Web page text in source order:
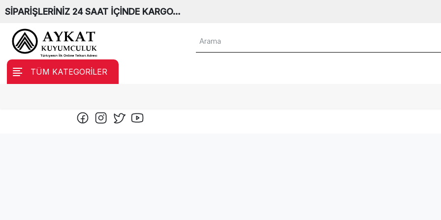
SİPARİŞLERİNİZ 24 SAAT İÇİNDE KARGO…
TÜM KATEGORİLER